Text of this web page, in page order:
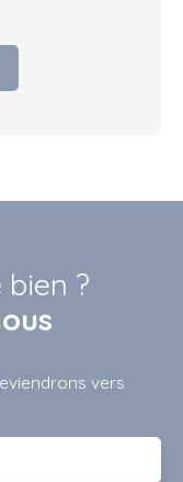
bien ?
vers